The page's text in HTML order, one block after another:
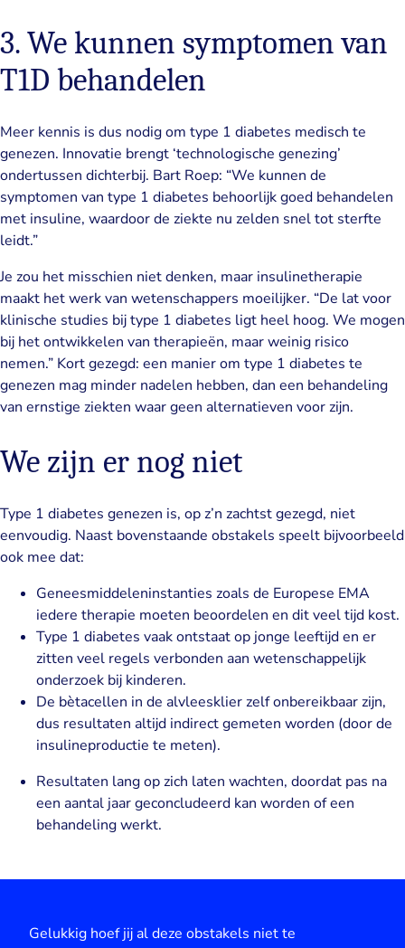
3. We kunnen symptomen van
T1D behandelen
Meer kennis is dus nodig om type 1 diabetes medisch te
genezen. Innovatie brengt ‘technologische genezing’
ondertussen dichterbij. Bart Roep: “We kunnen de
symptomen van type 1 diabetes behoorlijk goed behandelen
met insuline, waardoor de ziekte nu zelden snel tot sterfte
leidt.”
Je zou het misschien niet denken, maar insulinetherapie
maakt het werk van wetenschappers moeilijker. “De lat voor
klinische studies bij type 1 diabetes ligt heel hoog. We mogen
bij het ontwikkelen van therapieën, maar weinig risico
nemen.” Kort gezegd: een manier om type 1 diabetes te
genezen mag minder nadelen hebben, dan een behandeling
van ernstige ziekten waar geen alternatieven voor zijn.
We zijn er nog niet
Type 1 diabetes genezen is, op z’n zachtst gezegd, niet
eenvoudig. Naast bovenstaande obstakels speelt bijvoorbeeld
ook mee dat:
Geneesmiddeleninstanties zoals de Europese EMA
iedere therapie moeten beoordelen en dit veel tijd kost.
Type 1 diabetes vaak ontstaat op jonge leeftijd en er
zitten veel regels verbonden aan wetenschappelijk
onderzoek bij kinderen.
De bètacellen in de alvleesklier zelf onbereikbaar zijn,
dus resultaten altijd indirect gemeten worden (door de
insulineproductie te meten).
Resultaten lang op zich laten wachten, doordat pas na
een aantal jaar geconcludeerd kan worden of een
behandeling werkt.
Gelukkig hoef jij al deze obstakels niet te